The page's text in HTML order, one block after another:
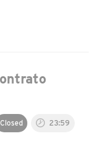
Closed 23:59